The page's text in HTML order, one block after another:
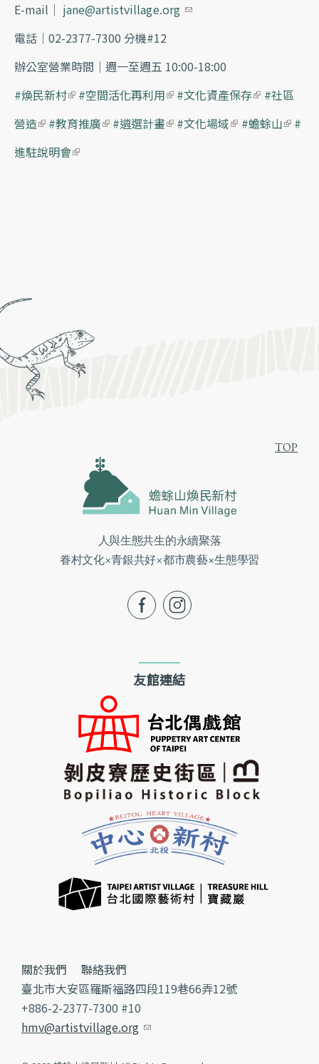
E-mail｜ jane@artistvillage.org (link sends e-mail)
電話｜02-2377-7300 分機#12
辦公室營業時間｜週一至週五 10:00-18:00
#煥民新村(link is external)
#空間活化再利用(link is external)
#文化資產保存(link is ex
ternal)
#社區
營造(link is external)
#教育推廣(link is external)
#遴選計畫(link is external)
#文化場域(link is extern
#蟾蜍山(lin
#
進駐說明會(link is external)
TOP
人與生態共生的永續聚落
眷村文化×青銀共好×都市農藝×生態學習
fb ig
友館連結
關於我們
聯絡我們
臺北市大安區羅斯福路四段119巷66弄12號
+886-2-2377-7300 #10
hmv@artistvillage.org (link sends e-mail)